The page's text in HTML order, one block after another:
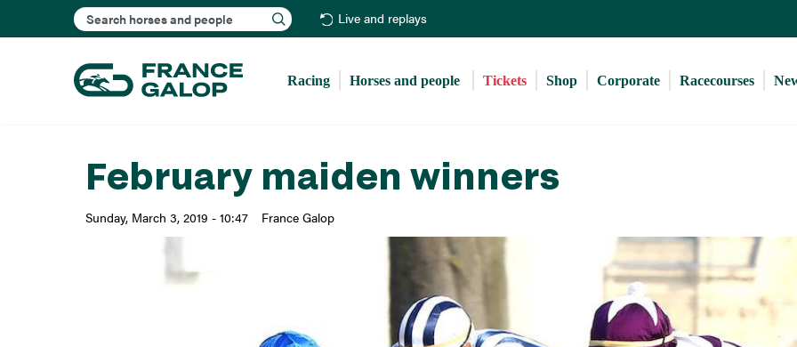
to
content
Search Live and replays
Racing Horses and people Tickets Shop Corporate Racecourses
February maiden winners
Sunday, March 3, 2019 - 10:47 France Galop